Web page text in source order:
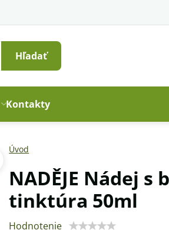
Hľadať
Kontakty
Úvod
NADĚJE Nádej
tinktúra 50ml
Hodnotenie